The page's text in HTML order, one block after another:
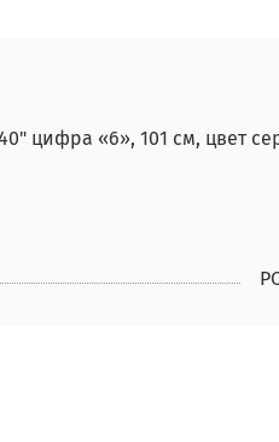
цифра «6», 101 см, цвет